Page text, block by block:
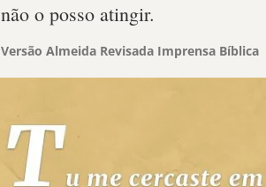
não o posso atingir.
Versão Almeida Revisada Imprensa Bíblica